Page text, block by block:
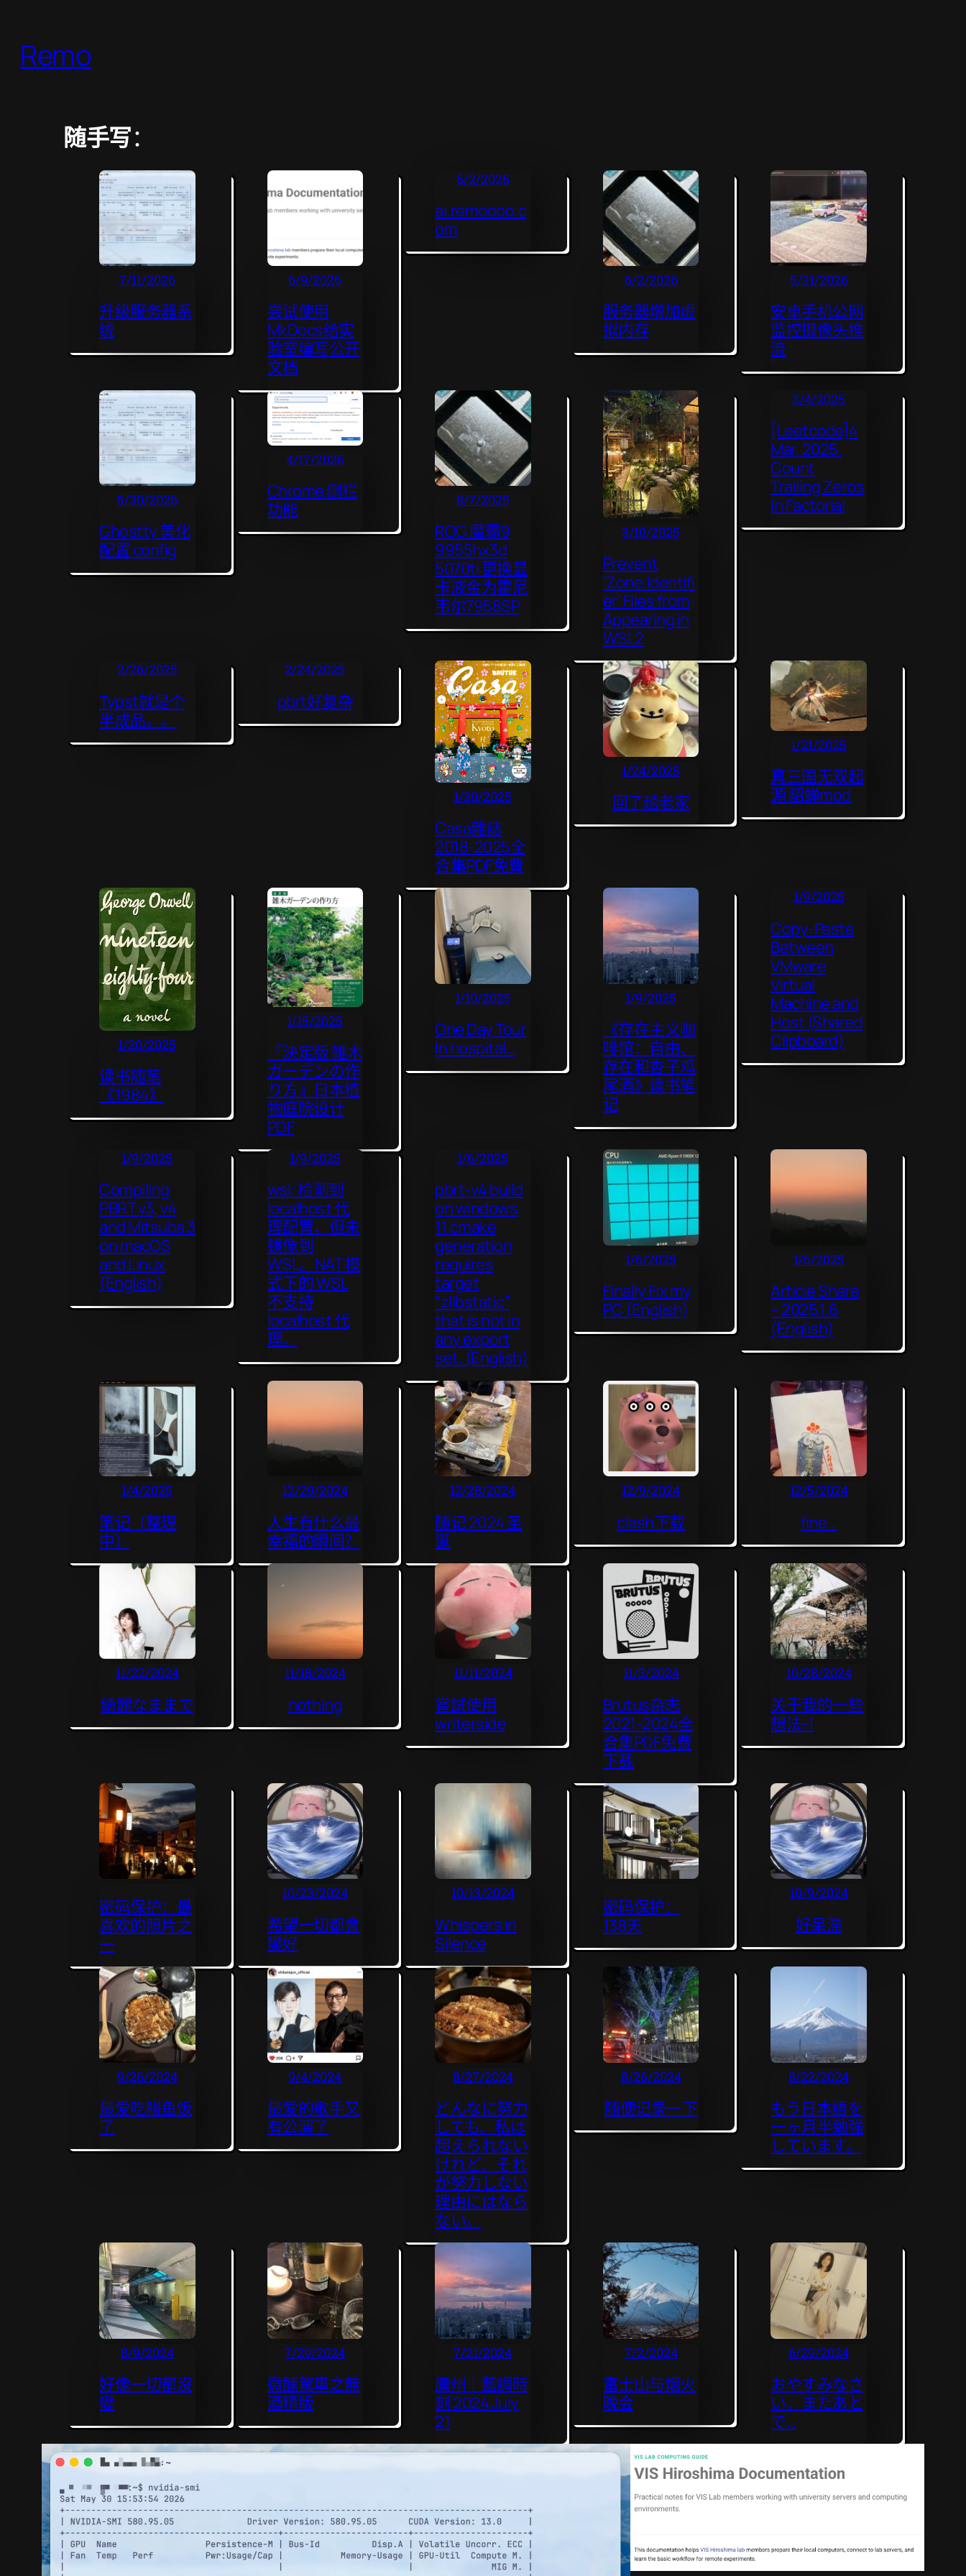
Remo
随手写：
7/11/2026
升级服务器系
统
6/9/2026
尝试使用
MkDocs给实
验室编写公开
文档
6/2/2026
ai.remoooo.c
om
6/2/2026
服务器增加虚
拟内存
5/31/2026
安卓手机公网
监控摄像头推
流
5/30/2026
Ghostty 美化
配置 config
4/17/2026
Chrome 侧栏
功能
8/7/2025
ROG 魔霸9
9955hx3d
5070ti 更换显
卡液金为霍尼
韦尔7958SP
3/10/2025
Prevent
‘Zone.Identifi
er’ Files from
Appearing in
WSL2
3/4/2025
[Leetcode]4
Mar. 2025.
Count
Trailing Zeros
in Factorial
2/26/2025
Typst就是个
半成品。。
2/24/2025
pbrt好复杂
1/30/2025
Casa雜誌
2018-2025全
合集PDF免費
1/24/2025
回了趟老家
1/21/2025
真三国无双起
源 貂蝉mod
1/20/2025
读书随笔
《1984》
1/15/2025
『決定版 雑木
ガーデンの作
り方』日本植
物庭院设计
PDF
1/10/2025
One Day Tour
In hospital…
1/9/2025
《存在主义咖
啡馆：自由、
存在和杏子鸡
尾酒》读书笔
记
1/9/2025
Copy-Paste
Between
VMware
Virtual
Machine and
Host (Shared
Clipboard)
1/9/2025
Compiling
PBRT v3, v4
and Mitsuba 3
on macOS
and Linux
(English)
1/9/2025
wsl: 检测到
localhost 代
理配置，但未
镜像到
WSL。NAT 模
式下的 WSL
不支持
localhost 代
理。
1/6/2025
pbrt-v4 build
on windows
11 cmake
generation
requires
target
“zlibstatic”
that is not in
any export
set. (English)
1/6/2025
Finally Fix my
PC (English)
1/6/2025
Article Share
– 2025.1.6
(English)
1/4/2025
笔记（整理
中）
12/29/2024
人生有什么最
幸福的瞬间？
12/28/2024
随记 2024 圣
诞
12/9/2024
clash下载
12/5/2024
fine…
11/22/2024
綺麗なままで
11/18/2024
nothing
11/11/2024
嘗試使用
writerside
11/3/2024
Brutus杂志
2021-2024全
合集PDF免费
下载
10/28/2024
关于我的一些
想法-1
密码保护：最
喜欢的照片之
一
10/23/2024
希望一切都會
變好
10/13/2024
Whispers in
Silence
密码保护：
138天
10/9/2024
好呆滞
9/26/2024
最爱吃鳗鱼饭
了
9/4/2024
最爱的歌手又
有公演了
8/27/2024
どんなに努力
しても、私は
超えられない
けれど、それ
が努力しない
理由にはなら
ない。
8/26/2024
随便记录一下
8/22/2024
もう日本語を
一ヶ月半勉強
しています。
8/9/2024
好像一切都沒
變
7/29/2024
微醺駕車之無
酒精版
7/21/2024
廣州｜藍調時
刻 2024 July
21
7/2/2024
富士山与烟火
晚会
6/29/2024
おやすみなさ
い。またあと
で…